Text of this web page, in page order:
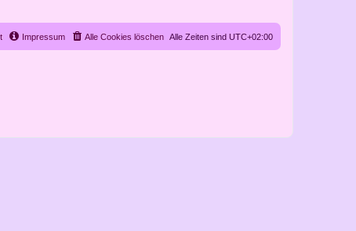
Alle Zeiten sind UTC+02:00
Alle Cookies löschen
Impressum